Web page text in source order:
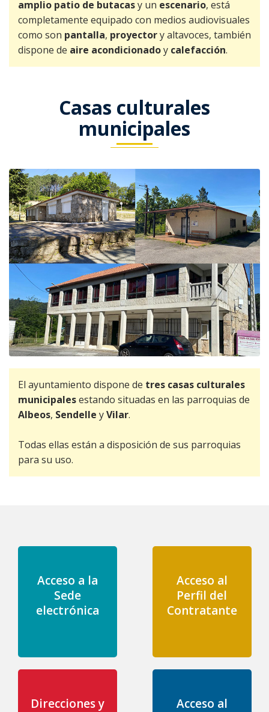
amplio patio de butacasy un escenario, está
completamente equipado con medios audiovisuales
como son pantalla, proyectory altavoces, también
dispone de aire acondicionadoy calefacción.
Casas culturales
municipales
El ayuntamiento dispone de tres casas culturales
municipalesestando situadas en las parroquias de
Albeos, Sendelle yVilar.
Todas ellas están a disposición de sus parroquias
para su uso.
Acceso a la
Sede
electrónica
Acceso al
Perfil del
Contratante
Direcciones y
Acceso al